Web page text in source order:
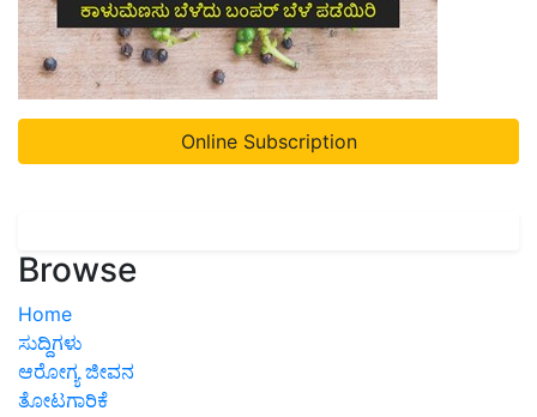
Online Subscription
Browse
Home
ಸುದ್ದಿಗಳು
ಆರೋಗ್ಯ ಜೀವನ
ತೋಟಗಾರಿಕೆ